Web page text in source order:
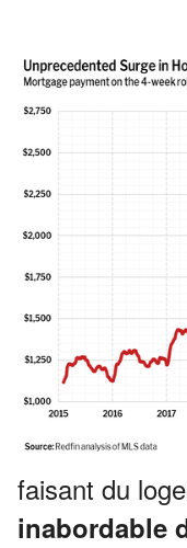
faisant du
inabordable